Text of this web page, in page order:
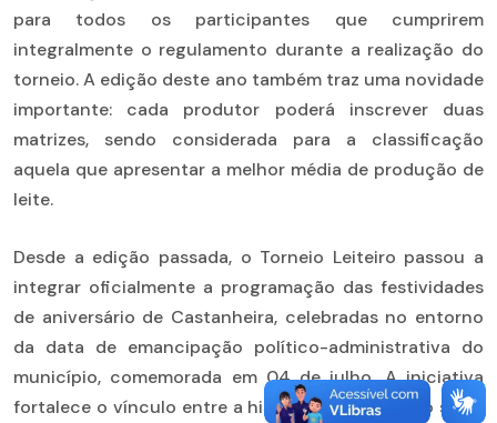
para todos os participantes que cumprirem
integralmente o regulamento durante a realização do
torneio. A edição deste ano também traz uma novidade
importante: cada produtor poderá inscrever duas
matrizes, sendo considerada para a classificação
aquela que apresentar a melhor média de produção de
leite.
Desde a edição passada, o Torneio Leiteiro passou a
integrar oficialmente a programação das festividades
de aniversário de Castanheira, celebradas no entorno
da data de emancipação político-administrativa do
município, comemorada em 04 de julho. A iniciativa
fortalece o vínculo entre a história da cidade e o setor